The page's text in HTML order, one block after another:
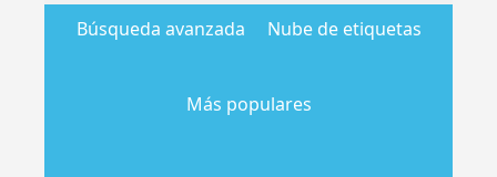
Búsqueda avanzada Nube de etiquetas
Más populares